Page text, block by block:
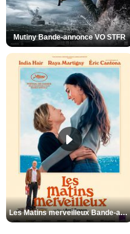
Mutiny Bande-annonce VO STFR
Les Matins merveilleux Bande-annonce VF